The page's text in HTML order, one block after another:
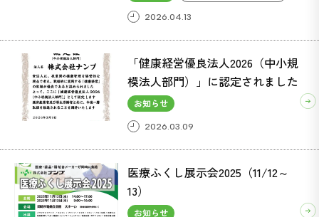
2026.04.13
「健康経営優良法人2026（中小規
模法人部門）」に認定されました
お知らせ
2026.03.09
医療ふくし展示会2025（11/12～
13）
お知らせ